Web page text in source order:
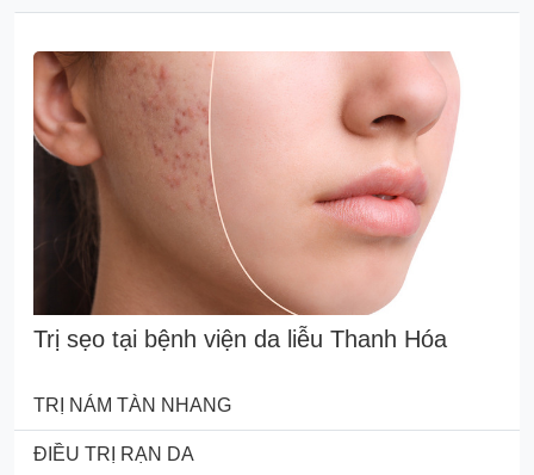
Trị sẹo tại bệnh viện da liễu Thanh Hóa
TRỊ NÁM TÀN NHANG
ĐIỀU TRỊ RẠN DA